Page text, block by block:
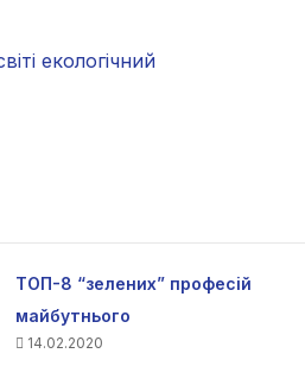
екологічний
ТОП-8 “зелених” професій
майбутнього
14.02.2020